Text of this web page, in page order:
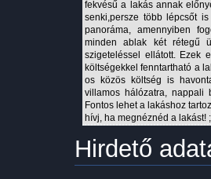
fekvésű a lakás annak
senki,persze több lépcsőt
panoráma, amennyiben
minden ablak két rétegű
szigeteléssel ellátott. Ezek
költségekkel fenntartható a
os közös költség is
villamos hálózatra, nappali
Fontos lehet a lakáshoz
hívj, ha megnéznéd a lakást!
Hirdető